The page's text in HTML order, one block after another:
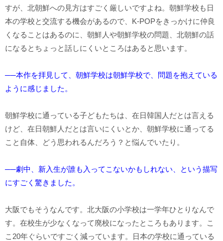
すが、北朝鮮への見方はすごく厳しいですよね。朝鮮学校も日
本の学校と交流する機会があるので、K-POPをきっかけに仲良
くなることはあるのに、朝鮮人や朝鮮学校の問題、北朝鮮の話
になるとちょっと話しにくいところはあると思います。
──本作を拝見して、朝鮮学校は朝鮮学校で、問題を抱えている
ように感じました。
朝鮮学校に通っている子どもたちは、在日韓国人だとは言える
けど、在日朝鮮人だとは言いにくいとか、朝鮮学校に通ってる
こと自体、どう思われるんだろう？と悩んでいたり。
──劇中、新入生が誰も入ってこないかもしれない、という描写
にすごく驚きました。
大阪でもそうなんです。北大阪の小学校は一学年ひとりなんで
す。在校生が少なくなって廃校になったところもあります。こ
こ20年ぐらいですごく減っています。日本の学校に通っている